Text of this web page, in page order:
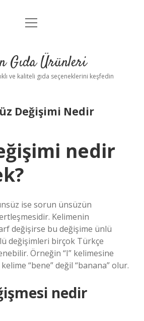
Anasayfa
Yasal Uyarı
menüyü
Gıda Ürünleri
ve kaliteli gıda seçeneklerini keşfedin
Değişimi Nedir
nedir
ise sorun ünsüzün
Kelimenin
değişirse bu değişime ünlü
değişimleri birçok Türkçe
Örneğin “I” kelimesine
“bene” değil “banana” olur.
nedir